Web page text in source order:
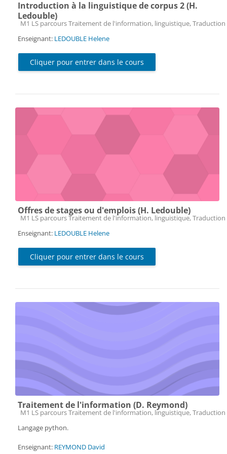
Introduction à la linguistique de corpus 2 (H.
Ledouble)
Catégorie de cours
M1 LS parcours Traitement de l'information, linguistique, Traduction
Enseignant: LEDOUBLE Helene
Cliquer pour entrer dans le cours
Offres de stages ou d'emplois (H. Ledouble)
Catégorie de cours
M1 LS parcours Traitement de l'information, linguistique, Traduction
Enseignant: LEDOUBLE Helene
Cliquer pour entrer dans le cours
Traitement de l'information (D. Reymond)
Catégorie de cours
M1 LS parcours Traitement de l'information, linguistique, Traduction
Langage python.
Enseignant: REYMOND David